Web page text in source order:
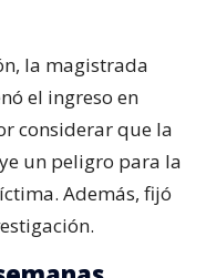
la magistrada
el ingreso en
considerar que la
un peligro para la
Además, fijó